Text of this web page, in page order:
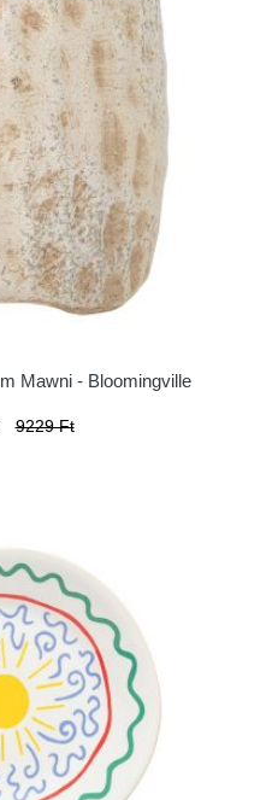
Mawni - Bloomingville
9229 Ft